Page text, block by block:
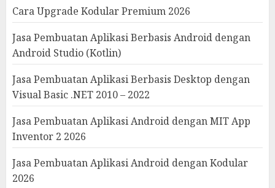
Cara Upgrade Kodular Premium 2026
Jasa Pembuatan Aplikasi Berbasis Android dengan
Android Studio (Kotlin)
Jasa Pembuatan Aplikasi Berbasis Desktop dengan
Visual Basic .NET 2010 – 2022
Jasa Pembuatan Aplikasi Android dengan MIT App
Inventor 2 2026
Jasa Pembuatan Aplikasi Android dengan Kodular
2026